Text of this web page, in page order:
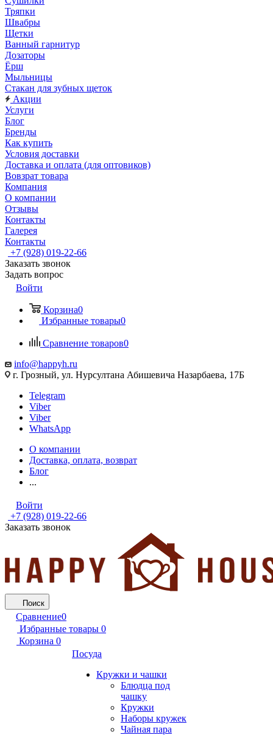
Тряпки
Швабры
Щетки
Ванный гарнитур
Дозаторы
Ёрш
Мыльницы
Стакан для зубных щеток
Акции
Услуги
Блог
Бренды
Как купить
Условия доставки
Доставка и оплата (для оптовиков)
Вовзрат товара
Компания
О компании
Отзывы
Контакты
Галерея
Контакты
+7 (928) 019-22-66
Заказать звонок
Задать вопрос
Войти
Корзина0
Избранные товары0
Сравнение товаров0
info@happyh.ru
г. Грозный, ул. Нурсултана Абишевича Назарбаева, 17Б
Telegram
Viber
Viber
WhatsApp
О компании
Доставка, оплата, возврат
Блог
...
Войти
+7 (928) 019-22-66
Заказать звонок
Поиск
Сравнение0
Избранные товары 0
Корзина 0
Посуда
Кружки и чашки
Блюдца под
чашку
Кружки
Наборы кружек
Чайная пара